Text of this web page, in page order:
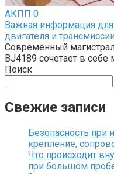
АКПП 0
Важная информация для
двигателя и
Современный
BJ4189 сочетает в себе
Поиск
Свежие записи
Безопасность при
крепление,
Что происходит
при большом